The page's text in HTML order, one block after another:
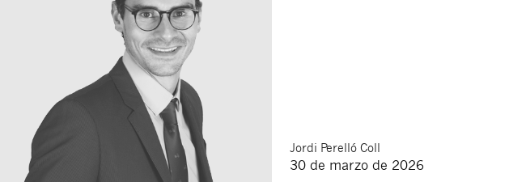
Jordi Perelló Coll
30 de marzo de 2026